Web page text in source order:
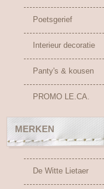
Poetsgerief
Interieur decoratie
Panty's & kousen
PROMO LE.CA.
MERKEN
De Witte Lietaer